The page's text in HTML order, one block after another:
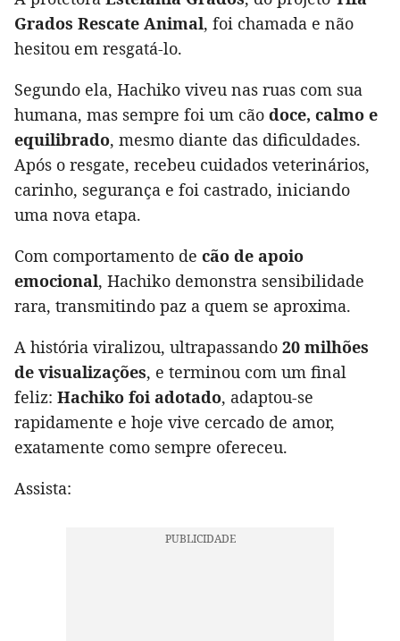
Grados Rescate Animal, foi chamada e não
hesitou em resgatá-lo.
Segundo ela, Hachiko viveu nas ruas com sua
humana, mas sempre foi um cão doce, calmo e
equilibrado, mesmo diante das dificuldades.
Após o resgate, recebeu cuidados veterinários,
carinho, segurança e foi castrado, iniciando
uma nova etapa.
Com comportamento de cão de apoio
emocional, Hachiko demonstra sensibilidade
rara, transmitindo paz a quem se aproxima.
A história viralizou, ultrapassando 20 milhões
de visualizações, e terminou com um final
feliz: Hachiko foi adotado, adaptou-se
rapidamente e hoje vive cercado de amor,
exatamente como sempre ofereceu.
Assista: